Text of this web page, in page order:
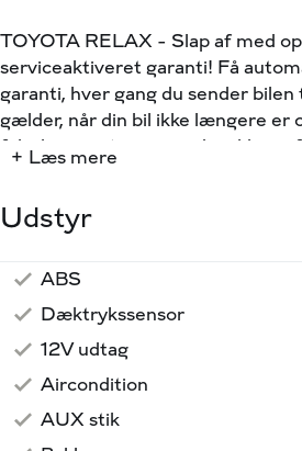
TOYOTA RELAX - Slap af med
serviceaktiveret garanti! Få
garanti, hver gang du sender bilen
gælder, når din bil ikke længere er
fabriksgarantien og endnu ikke er
HIGHLIGHTS:
✅Bluetooth
✅Sædevarme
✅Alle service overholdt hos
- Vi tilbyder serviceaftale på
ikke med spørge, så finder vi den
+ Læs mere
Udstyr
ABS
Dæktrykssensor
12V udtag
Aircondition
AUX stik
Musikstreaming via bluetooth
Radio
Regnsensor
Sædevarme for
Touch Skærm
USB stik
Udvendig temperaturmåler
15" Alufælge
LED Baglygter
Mørktonede ruder bag
Gummimåtter
Justerbart rat
Kopholder
Læderrat
Stofindtræk
Splitbagsæde
Apple CarPlay
Android Auto
ESP